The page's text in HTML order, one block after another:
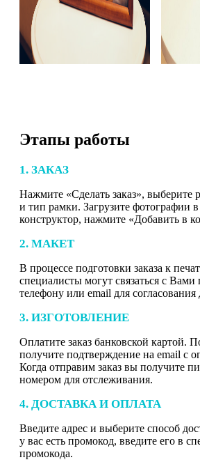
Этапы работы
1. ЗАКАЗ
Нажмите «Сделать заказ», выберите
и тип рамки. Загрузите фотографии
конструктор, нажмите «Добавить в
2. МАКЕТ
В процессе подготовки заказа к
специалисты могут связаться с Вами
телефону или email для согласования
3. ИЗГОТОВЛЕНИЕ
Оплатите заказ банковской картой.
получите подтверждение на email с
Когда отправим заказ вы получите
номером для отслеживания.
4. ДОСТАВКА И ОПЛАТА
Введите адрес и выберите способ
у вас есть промокод, введите его в
промокода.